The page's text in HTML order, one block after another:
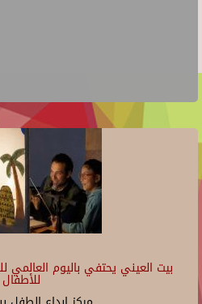
بيت العيني يحتفي باليوم العالمي
للأطفال